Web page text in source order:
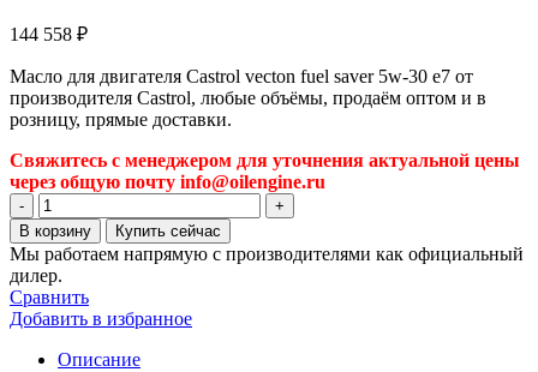
144 558 ₽
Масло для двигателя Castrol vecton fuel saver 5w-30 e7 от
производителя Castrol, любые объёмы, продаём оптом и в
розницу, прямые доставки.
Свяжитесь с менеджером для уточнения актуальной цены
через общую почту info@oilengine.ru
Количество
товара
Масло
для
двигателя
Castrol
vecton
fuel
В корзину Купить сейчас
Мы работаем напрямую с производителями как официальный
дилер.
Сравнить
Добавить в избранное
Описание